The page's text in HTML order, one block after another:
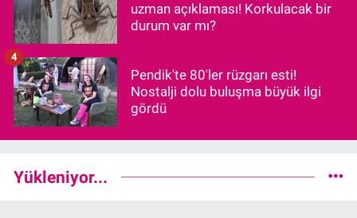
uzman açıklaması! Korkulacak bir
durum var mı?
Pendik'te 80'ler rüzgarı esti!
Nostalji dolu buluşma büyük ilgi
gördü
4
Yükleniyor...